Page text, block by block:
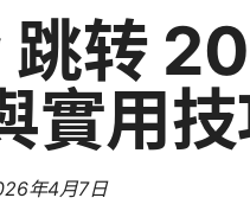
转
實用
年4月7日